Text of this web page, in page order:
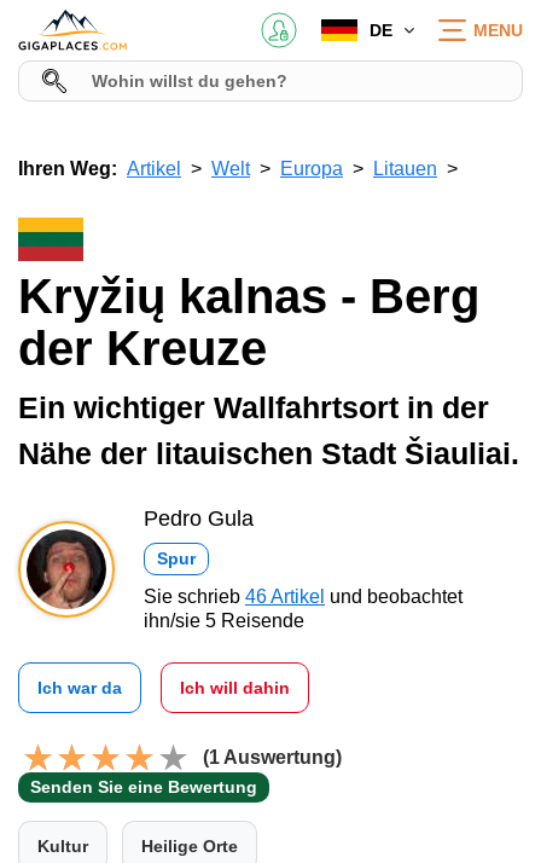
DE MENU
Ihren Weg: Artikel Welt Europa Litauen
Kryžių kalnas - Berg
der Kreuze
Ein wichtiger Wallfahrtsort in der
Nähe der litauischen Stadt Šiauliai.
Pedro Gula
Spur
Sie schrieb 46 Artikel und beobachtet
ihn/sie 5 Reisende
Ich war da Ich will dahin
(1 Auswertung)
Senden Sie eine Bewertung
Kultur Heilige Orte